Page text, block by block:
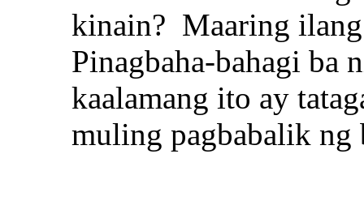
kinain? Maaring
Pinagbaha-bahagi ba
kaalamang ito ay
muling pagbabalik